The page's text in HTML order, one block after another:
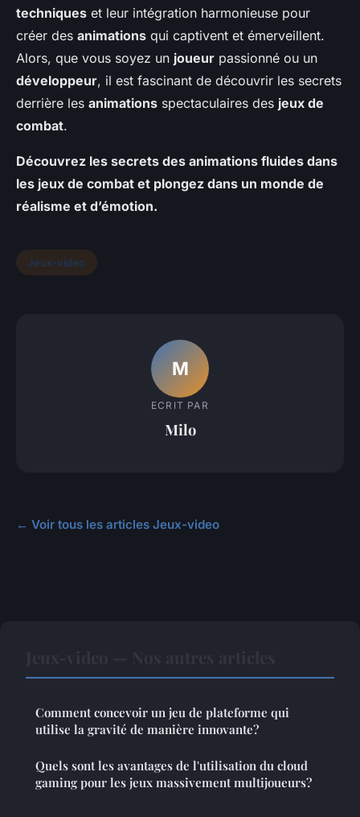
techniques et leur intégration harmonieuse pour
créer des animations qui captivent et émerveillent.
Alors, que vous soyez un joueur passionné ou un
développeur, il est fascinant de découvrir les secrets
derrière les animations spectaculaires des jeux de
combat.
Découvrez les secrets des animations fluides dans
les jeux de combat et plongez dans un monde de
réalisme et d’émotion.
Jeux-video
M
ECRIT PAR
Milo
← Voir tous les articles Jeux-video
Comment concevoir un jeu de plateforme qui
utilise la gravité de manière innovante?
Quels sont les avantages de l'utilisation du cloud
gaming pour les jeux massivement multijoueurs?